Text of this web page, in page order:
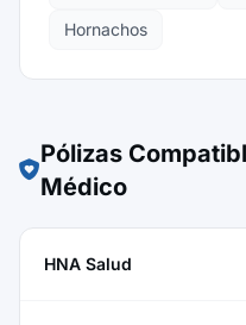
Hornachos
Pólizas
Médico
HNA Salud